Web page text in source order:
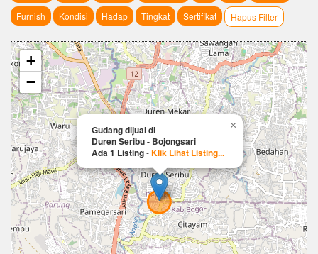
Furnish
Kondisi Hadap Tingkat Sertifikat Hapus Filter
Gudang dijual di
Duren Seribu - Bojongsari
Ada 1 Listing-Klik Lihat Listing...
×
+
−